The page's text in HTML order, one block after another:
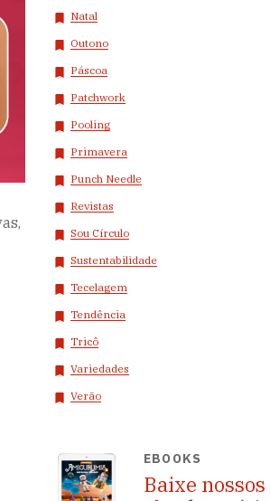
Natal
Outono
Páscoa
Patchwork
Pooling
Primavera
Punch Needle
Revistas
Sou Círculo
Sustentabilidade
Tecelagem
Tendência
Tricô
Variedades
Verão
EBOOKS
Baixe nossos